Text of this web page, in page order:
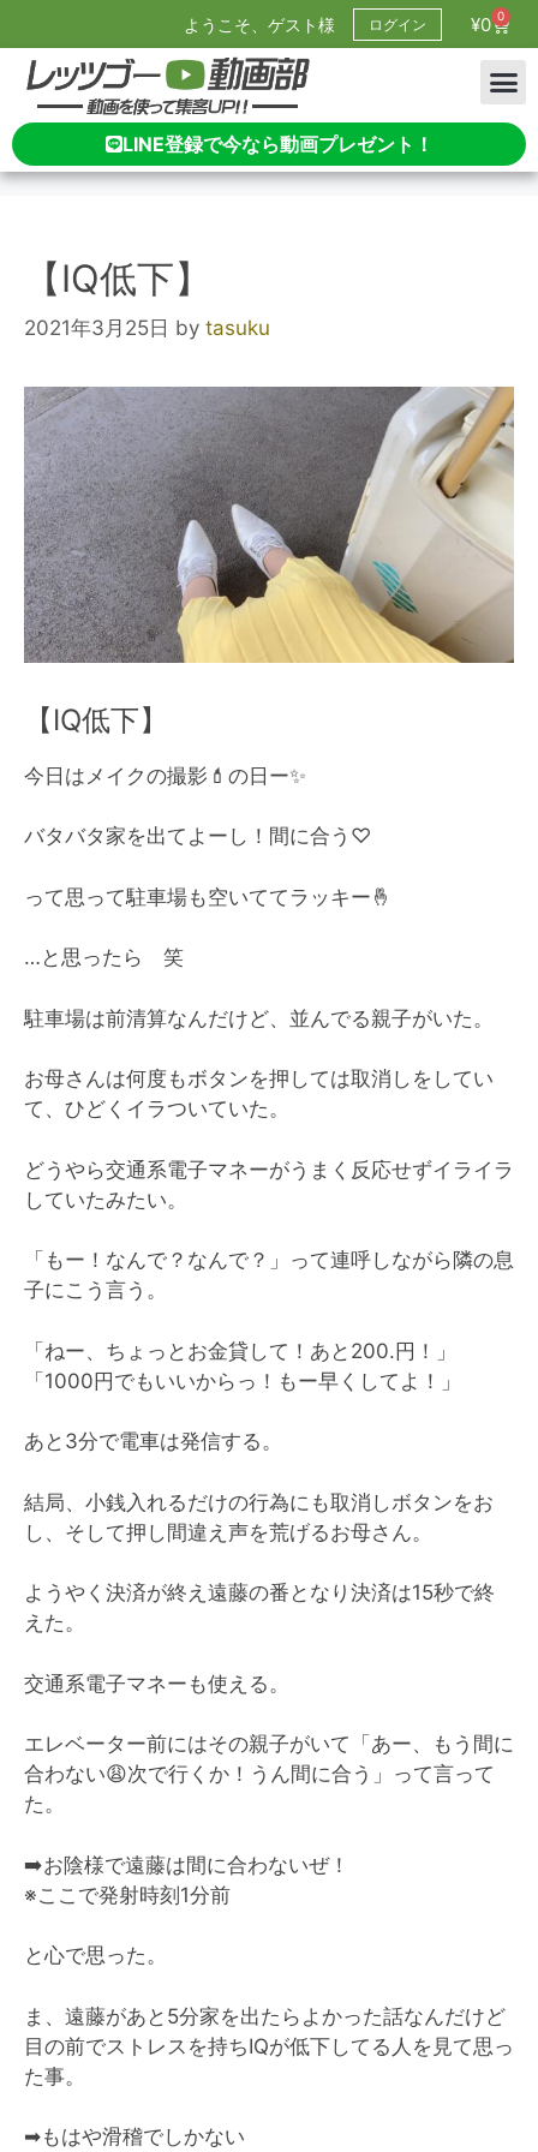
ようこそ、ゲスト様 ログイン ¥0 0
LINE登録で今なら動画プレゼント！
【IQ低下】
2021年3月25日 by tasuku
【IQ低下】
今日はメイクの撮影💄の日ー✨
バタバタ家を出てよーし！間に合う♡
って思って駐車場も空いててラッキー🤞
…と思ったら 笑
駐車場は前清算なんだけど、並んでる親子がいた。
お母さんは何度もボタンを押しては取消しをしてい
て、ひどくイラついていた。
どうやら交通系電子マネーがうまく反応せずイライラ
していたみたい。
「もー！なんで？なんで？」って連呼しながら隣の息
子にこう言う。
「ねー、ちょっとお金貸して！あと200.円！」
「1000円でもいいからっ！もー早くしてよ！」
あと3分で電車は発信する。
結局、小銭入れるだけの行為にも取消しボタンをお
し、そして押し間違え声を荒げるお母さん。
ようやく決済が終え遠藤の番となり決済は15秒で終
えた。
交通系電子マネーも使える。
エレベーター前にはその親子がいて「あー、もう間に
合わない😩次で行くか！うん間に合う」って言って
た。
➡️お陰様で遠藤は間に合わないぜ！
※ここで発射時刻1分前
と心で思った。
ま、遠藤があと5分家を出たらよかった話なんだけど
目の前でストレスを持ちIQが低下してる人を見て思っ
た事。
➡︎もはや滑稽でしかない